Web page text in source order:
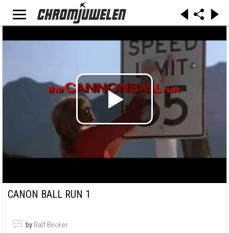
CANON BALL RUN 1
by Ralf Becker